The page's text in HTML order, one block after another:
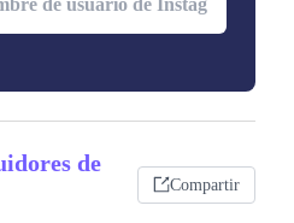
de
Compartir